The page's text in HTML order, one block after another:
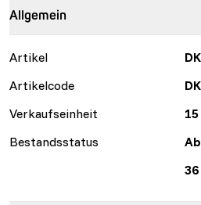
Allgemein
Artikel
Artikelcode
Verkaufseinheit
Bestandsstatus